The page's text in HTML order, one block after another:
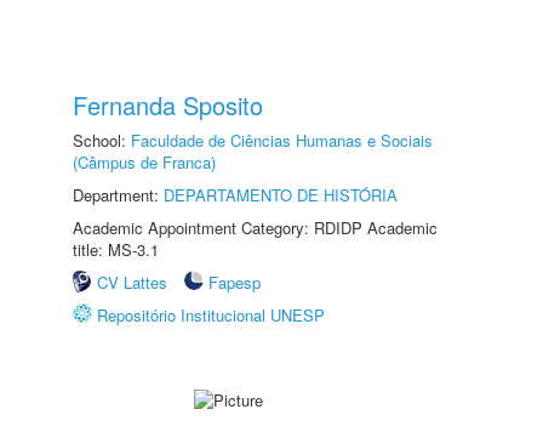
Fernanda Sposito
School: Faculdade de Ciências Humanas e Sociais
(Câmpus de Franca)
Department: DEPARTAMENTO DE HISTÓRIA
Academic Appointment Category: RDIDP Academic
title: MS-3.1
CV Lattes
Fapesp
Repositório Institucional UNESP